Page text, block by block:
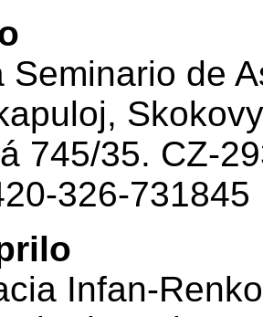
Seminario de
745/35. CZ-
326-731845
Infan-